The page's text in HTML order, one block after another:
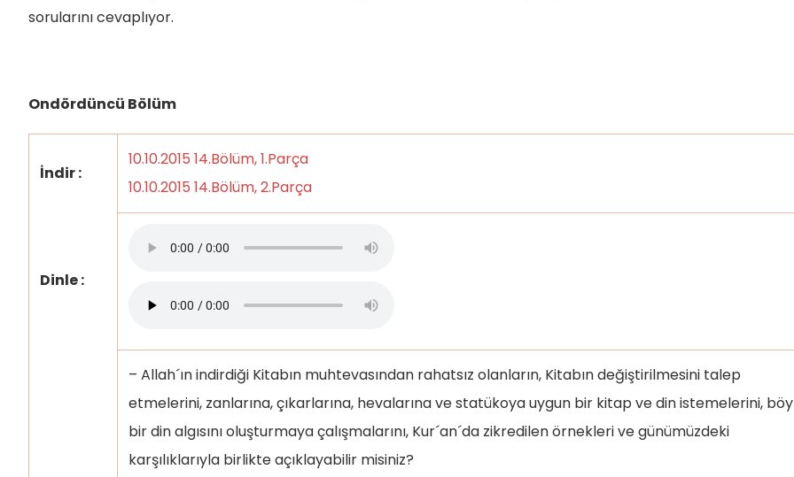
sorularını cevaplıyor.
Ondördüncü Bölüm
İndir :
10.10.2015 14.Bölüm, 1.Parça
10.10.2015 14.Bölüm, 2.Parça
Dinle :
– Allah´ın indirdiği Kitabın muhtevasından rahatsız olanların, Kitabın değiştirilmesini talep
etmelerini, zanlarına, çıkarlarına, hevalarına ve statükoya uygun bir kitap ve din istemelerini,
bir din algısını oluşturmaya çalışmalarını, Kur´an´da zikredilen örnekleri ve günümüzdeki
karşılıklarıyla birlikte açıklayabilir misiniz?